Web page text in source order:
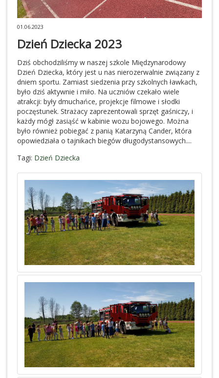
01.06.2023
Dzień Dziecka 2023
Dziś obchodziliśmy w naszej szkole Międzynarodowy
Dzień Dziecka, który jest u nas nierozerwalnie związany z
dniem sportu. Zamiast siedzenia przy szkolnych ławkach,
było dziś aktywnie i miło. Na uczniów czekało wiele
atrakcji: były dmuchańce, projekcje filmowe i słodki
poczęstunek. Strażacy zaprezentowali sprzęt gaśniczy, i
każdy mógł zasiąść w kabinie wozu bojowego. Można
było również pobiegać z panią Katarzyną Cander, która
opowiedziała o tajnikach biegów długodystansowych....
Tagi: Dzień Dziecka